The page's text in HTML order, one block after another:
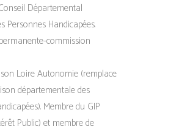
Départemental
Personnes Handicapées.
commission
Loire Autonomie (remplace
départementale des
Membre du GIP
Public) et membre de